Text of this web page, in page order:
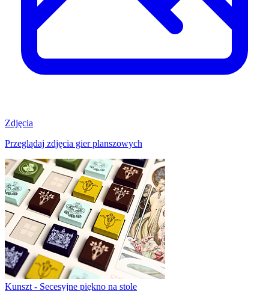
Zdjęcia
Przeglądaj zdjęcia gier planszowych
Kunszt - Secesyjne piękno na stole